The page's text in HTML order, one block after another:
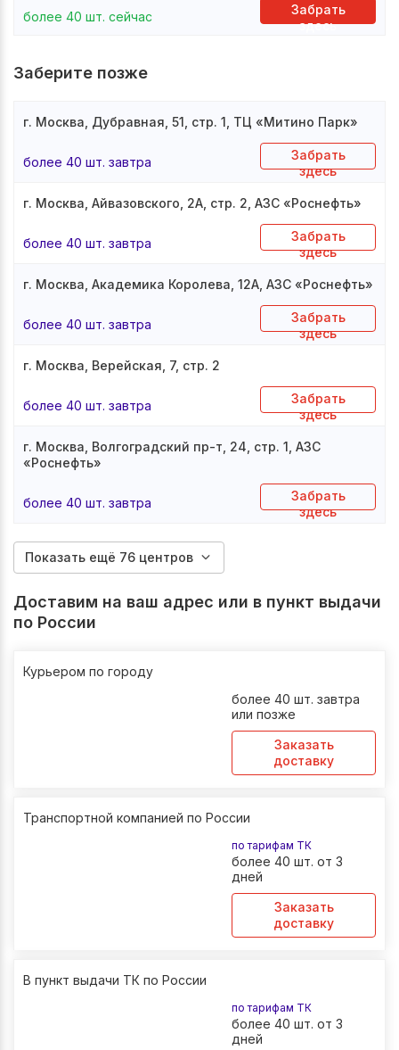
более 40 шт. сейчас
Забрать
здесь
Заберите позже
г. Москва, Дубравная, 51, стр. 1, ТЦ «Митино Парк»
более 40 шт. завтра
Забрать
здесь
г. Москва, Айвазовского, 2А, стр. 2, АЗС «Роснефть»
более 40 шт. завтра
Забрать
здесь
г. Москва, Академика Королева, 12А, АЗС «Роснефть»
более 40 шт. завтра
Забрать
здесь
г. Москва, Верейская, 7, стр. 2
более 40 шт. завтра
Забрать
здесь
г. Москва, Волгоградский пр-т, 24, стр. 1, АЗС
«Роснефть»
более 40 шт. завтра
Забрать
здесь
Показать ещё 76 центров
Доставим на ваш адрес или в пункт выдачи
по России
Курьером по городу
более 40 шт. завтра
или позже
Заказать
доставку
Транспортной компанией по России
по тарифам ТК
более 40 шт. от 3
дней
Заказать
доставку
В пункт выдачи ТК по России
по тарифам ТК
более 40 шт. от 3
дней